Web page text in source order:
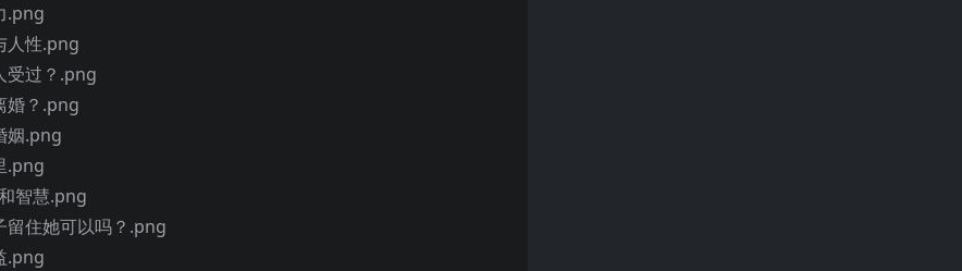
.png
人性.png
受过？.png
婚？.png
姻.png
.png
智慧.png
留住她可以吗？.png
.png